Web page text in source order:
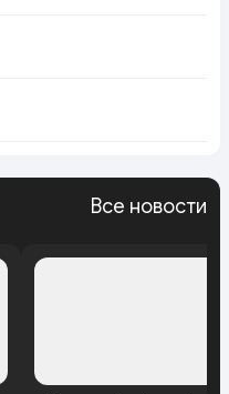
Все новости